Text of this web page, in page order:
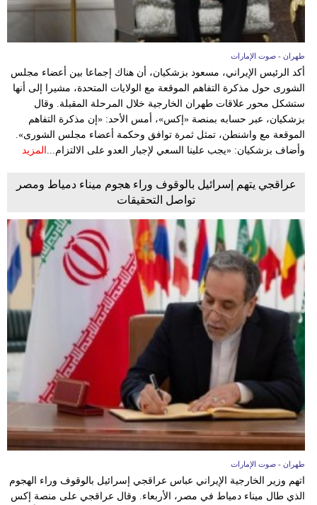
طهران - صوت الإمارات
أكد الرئيس الإيراني، مسعود بزشكيان، أن هناك إجماعا بين أعضاء مجلس
الشورى حول مذكرة التفاهم الموقعة مع الولايات المتحدة، مشيرا إلى أنها
ستشكل محور علاقات طهران الخارجية خلال المرحلة المقبلة. وقال
بزشكيان، عبر حسابه بمنصة «إكس»، أمس الأحد: «إن مذكرة التفاهم
الموقعة مع واشنطن، تمثل ثمرة توافق وحكمة أعضاء مجلس الشورى».
وأضاف بزشكيان: «يجب علينا السعي لإجبار العدو على الالتزام... المزيد
عراقجي يتهم إسرائيل بالوقوف وراء هجوم ميناء دمياط ومصر
تواصل التحقيقات
طهران - صوت الإمارات
اتهم وزير الخارجية الإيراني عباس عراقجي إسرائيل بالوقوف وراء الهجوم
الذي طال ميناء دمياط في مصر، الأربعاء. وقال عراقجي على منصة إكس